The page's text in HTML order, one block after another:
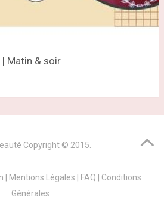
| Matin & soir
Copyright © 2015.
Mentions Légales FAQ
Conditions
Générales